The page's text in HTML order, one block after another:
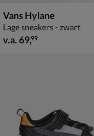
Vans Hylane
Lage sneakers - zwart
vanaf € 69,99
v.a. 69,99